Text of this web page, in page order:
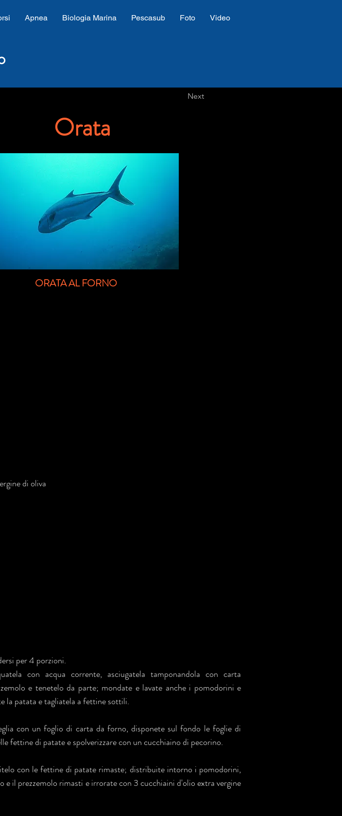
Apnea Biologia Marina Pescasub Foto Video
Next
Orata
ORATA AL FORNO
di oliva
per 4 porzioni.
con acqua corrente, asciugatela tamponandola con carta
e tenetelo da parte; mondate e lavate anche i pomodorini e
la patata e tagliatela a fettine sottili.
con un foglio di carta da forno, disponete sul fondo le foglie di
fettine di patate e spolverizzare con un cucchiaino di pecorino.
con le fettine di patate rimaste; distribuite intorno i pomodorini,
e il prezzemolo rimasti e irrorate con 3 cucchiaini d'olio extra vergine